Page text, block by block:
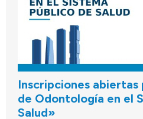
Inscripciones abiertas
de Odontología en el
Salud»